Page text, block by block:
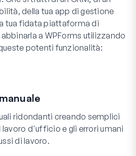
della tua app di gestione
tua fidata piattaforma di
a WPForms utilizzando
potenti funzionalità:
ridondanti creando semplici
d'ufficio e gli errori umani
di lavoro.